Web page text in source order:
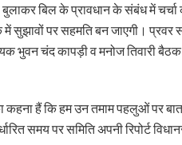
बिल के प्रावधान के संबंध में
में सुझावों पर सहमति बन जाएगी।
भुवन चंद कापड़ी व मनोज तिवारी
हैं कि हम उन तमाम पहलुओं पर
समय पर समिति अपनी रिपोर्ट